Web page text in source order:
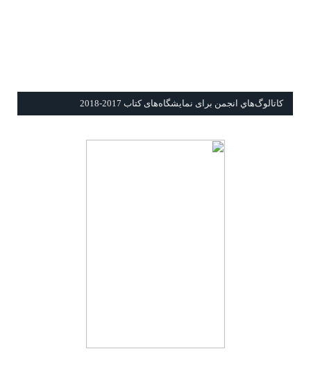
كاتالوگ‌هاي انجمن برای نمايشگاه‌های كتاب 2017-2018